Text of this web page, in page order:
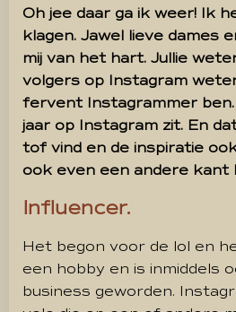
Oh jee daar ga ik weer! Ik
klagen. Jawel lieve dames
mij van het hart. Jullie
volgers op Instagram
fervent Instagrammer ben.
jaar op Instagram zit. En
tof vind en de inspiratie
ook even een andere kant
Influencer.
Het begon voor de lol en
een hobby en is inmiddels
business geworden.